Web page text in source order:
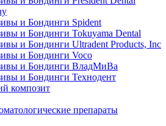
и Бондинги Spident
и Бондинги Tokuyama Dental
и Бондинги Ultradent Products, Inc
и Бондинги Voco
и Бондинги ВладМиВа
и Бондинги Технодент
композит
препараты